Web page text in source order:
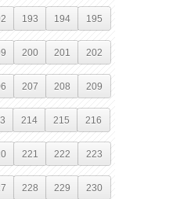
193 194 195
200 201 202
207 208 209
214 215 216
221 222 223
228 229 230